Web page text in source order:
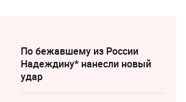
По бежавшему из России
Надеждину* нанесли новый
удар